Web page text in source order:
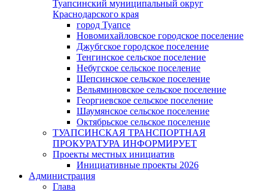
Туапсинский муниципальный округ
Краснодарского края
город Туапсе
Новомихайловское городское поселение
Джубгское городское поселение
Тенгинское сельское поселение
Небугское сельское поселение
Шепсинское сельское поселение
Вельяминовское сельское поселение
Георгиевское сельское поселение
Шаумянское сельское поселение
Октябрьское сельское поселение
ТУАПСИНСКАЯ ТРАНСПОРТНАЯ
ПРОКУРАТУРА ИНФОРМИРУЕТ
Проекты местных инициатив
Инициативные проекты 2026
Администрация
Глава